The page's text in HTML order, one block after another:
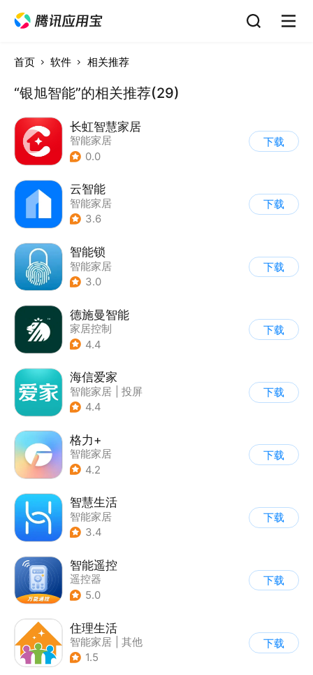
首页 软件 相关推荐
“银旭智能”的相关推荐(29)
长虹智慧家居
智能家居
0.0
下载
云智能
智能家居
3.6
下载
智能锁
智能家居
3.0
下载
德施曼智能
家居控制
4.4
下载
海信爱家
智能家居
投屏
4.4
下载
格力+
智能家居
4.2
下载
智慧生活
智能家居
3.4
下载
智能遥控
遥控器
5.0
下载
住理生活
智能家居
其他
1.5
下载